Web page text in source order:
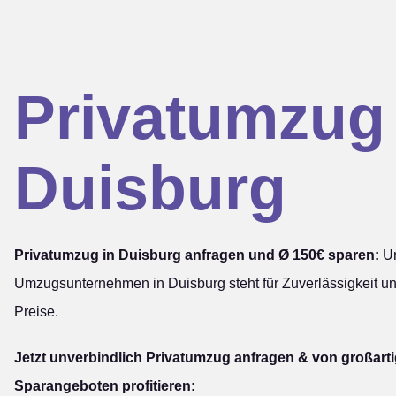
Privatumzug
Duisburg
Privatumzug in Duisburg anfragen und Ø 150€ sparen:
Umzugsunternehmen in Duisburg steht für Zuverlässigkeit
Preise.
Jetzt unverbindlich Privatumzug anfragen & von
Sparangeboten profitieren: